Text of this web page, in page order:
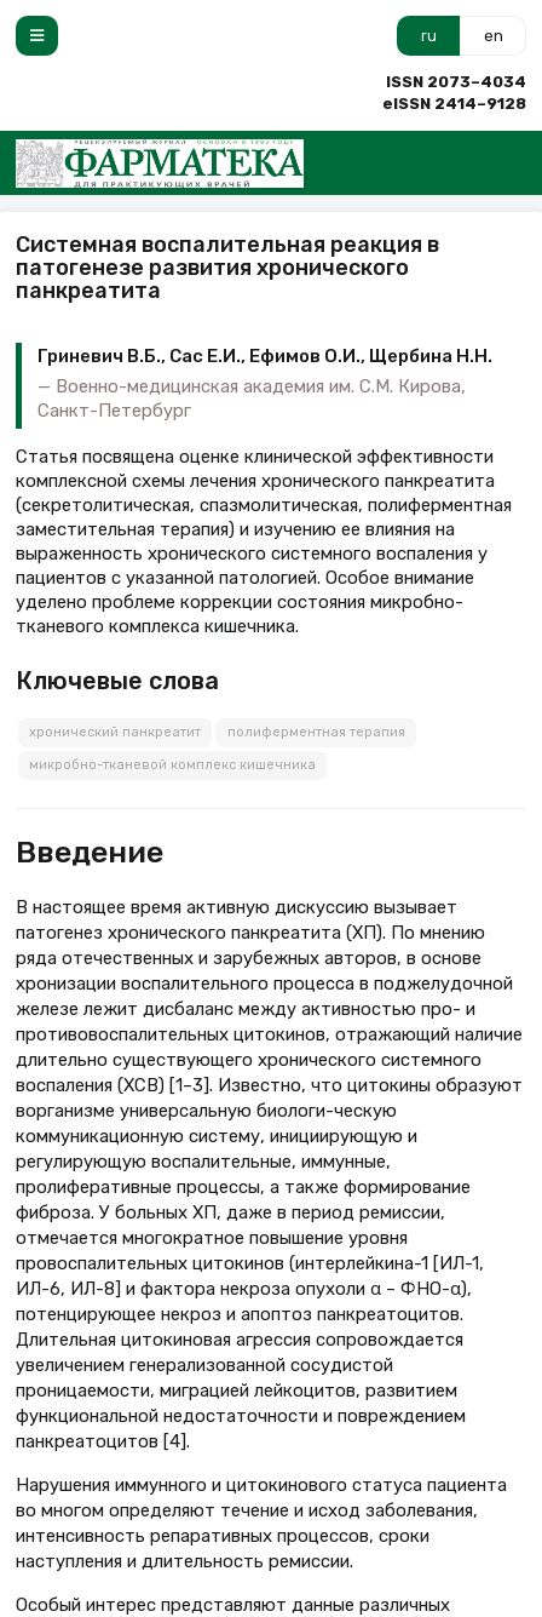
ru en
ISSN 2073–4034
eISSN 2414–9128
Системная воспалительная реакция в
патогенезе развития хронического
панкреатита
Гриневич В.Б., Сас Е.И., Ефимов О.И., Щербина Н.Н.
Военно-медицинская академия им. С.М. Кирова,
Санкт-Петербург
Статья посвящена оценке клинической эффективности
комплексной схемы лечения хронического панкреатита
(секретолитическая, спазмолитическая, полиферментная
заместительная терапия) и изучению ее влияния на
выраженность хронического системного воспаления у
пациентов с указанной патологией. Особое внимание
уделено проблеме коррекции состояния микробно-
тканевого комплекса кишечника.
Ключевые слова
хронический панкреатит полиферментная терапия
микробно-тканевой комплекс кишечника
Введение
В настоящее время активную дискуссию вызывает
патогенез хронического панкреатита (ХП). По мнению
ряда отечественных и зарубежных авторов, в основе
хронизации воспалительного процесса в поджелудочной
железе лежит дисбаланс между активностью про- и
противовоспалительных цитокинов, отражающий наличие
длительно существующего хронического системного
воспаления (ХСВ) [1–3]. Известно, что цитокины образуют
ворганизме универсальную биологи-ческую
коммуникационную систему, инициирующую и
регулирующую воспалительные, иммунные,
пролиферативные процессы, а также формирование
фиброза. У больных ХП, даже в период ремиссии,
отмечается многократное повышение уровня
провоспалительных цитокинов (интерлейкина-1 [ИЛ-1,
ИЛ-6, ИЛ-8] и фактора некроза опухоли α – ФНО-α),
потенцирующее некроз и апоптоз панкреатоцитов.
Длительная цитокиновая агрессия сопровождается
увеличением генерализованной сосудистой
проницаемости, миграцией лейкоцитов, развитием
функциональной недостаточности и повреждением
панкреатоцитов [4].
Нарушения иммунного и цитокинового статуса пациента
во многом определяют течение и исход заболевания,
интенсивность репаративных процессов, сроки
наступления и длительность ремиссии.
Особый интерес представляют данные различных